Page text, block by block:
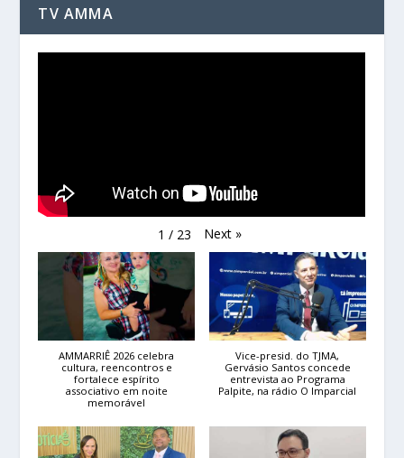
TV AMMA
1 / 23 Next »
AMMARRIÊ 2026 celebra
cultura, reencontros e
fortalece espírito
associativo em noite
memorável
Vice-presid. do TJMA,
Gervásio Santos concede
entrevista ao Programa
Palpite, na rádio O Imparcial